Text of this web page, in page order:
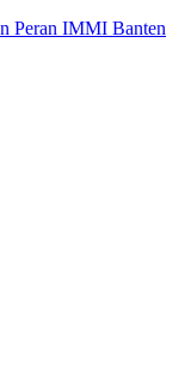
Peran IMMI Banten